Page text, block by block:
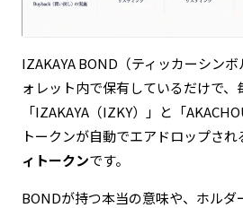
IZAKAYA BOND（ティッカーシン
ォレット内で保有しているだけで、
「IZAKAYA（IZKY）」と「
トークンが自動でエアドロップされ
ィトークンです。
BONDが持つ本当の意味や、ホルダ